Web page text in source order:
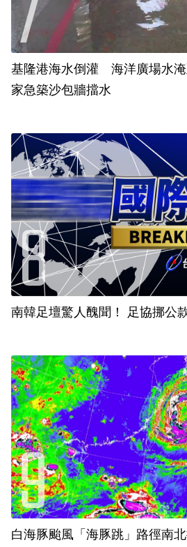
基隆港海水倒灌 海洋廣場水
家急築沙包牆擋水
南韓足壇驚人醜聞！ 足協挪公
白海豚颱風「海豚跳」路徑南